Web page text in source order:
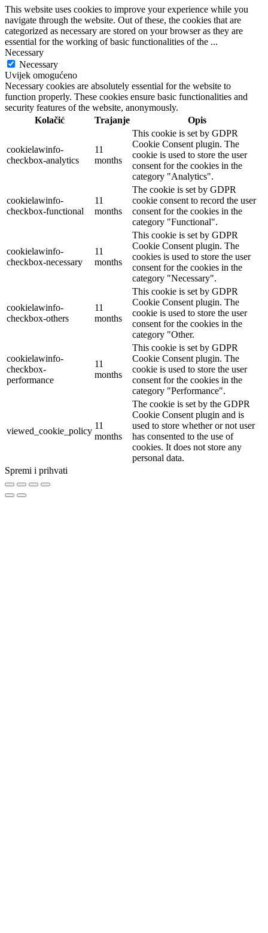
This website uses cookies to improve your experience while you
navigate through the website. Out of these, the cookies that are
categorized as necessary are stored on your browser as they are
essential for the working of basic functionalities of the ...
Necessary
Necessary
Uvijek omogućeno
Necessary cookies are absolutely essential for the website to
function properly. These cookies ensure basic functionalities and
security features of the website, anonymously.
Kolačić
Trajanje Opis
cookielawinfo-
checkbox-analytics
11
months
This cookie is set by GDPR
Cookie Consent plugin. The
cookie is used to store the user
consent for the cookies in the
category "Analytics".
cookielawinfo-
checkbox-functional
11
months
The cookie is set by GDPR
cookie consent to record the user
consent for the cookies in the
category "Functional".
cookielawinfo-
checkbox-necessary
11
months
This cookie is set by GDPR
Cookie Consent plugin. The
cookies is used to store the user
consent for the cookies in the
category "Necessary".
cookielawinfo-
checkbox-others
11
months
This cookie is set by GDPR
Cookie Consent plugin. The
cookie is used to store the user
consent for the cookies in the
category "Other.
cookielawinfo-
checkbox-
performance
11
months
This cookie is set by GDPR
Cookie Consent plugin. The
cookie is used to store the user
consent for the cookies in the
category "Performance".
viewed_cookie_policy
11
months
The cookie is set by the GDPR
Cookie Consent plugin and is
used to store whether or not user
has consented to the use of
cookies. It does not store any
personal data.
Spremi i prihvati